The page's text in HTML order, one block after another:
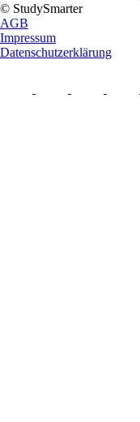
© StudySmarter
AGB
Impressum
Datenschutzerklärung